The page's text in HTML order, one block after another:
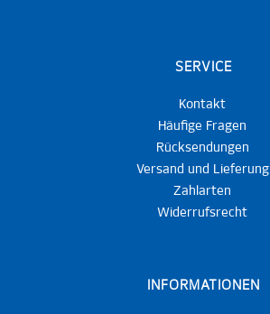
SERVICE
Kontakt
Häufige Fragen
Rücksendungen
Versand und Lieferung
Zahlarten
Widerrufsrecht
INFORMATIONEN